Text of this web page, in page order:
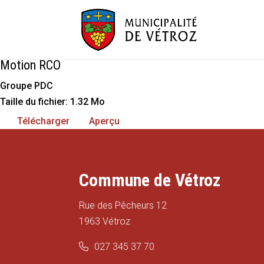
Motion RCO
Groupe PDC
Taille du fichier: 1.32 Mo
Télécharger
Aperçu
Commune de Vétroz
Rue des Pêcheurs 12
1963 Vétroz
027 345 37 70